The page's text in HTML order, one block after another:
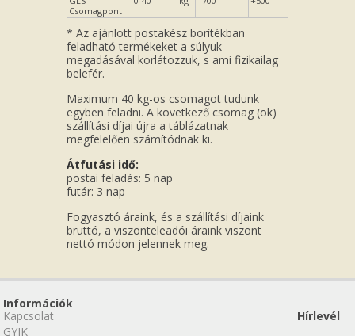
Csomagpont
* Az ajánlott postakész borítékban
feladható termékeket a súlyuk
megadásával korlátozzuk, s ami fizikailag
belefér.
Maximum 40 kg-os csomagot tudunk
egyben feladni. A következő csomag (ok)
szállítási díjai újra a táblázatnak
megfelelően számítódnak ki.
Átfutási idő:
postai feladás: 5 nap
futár: 3 nap
Fogyasztó áraink, és a szállítási díjaink
bruttó, a viszonteleadói áraink viszont
nettó módon jelennek meg.
Információk
Kapcsolat
GYIK
Hírlevél